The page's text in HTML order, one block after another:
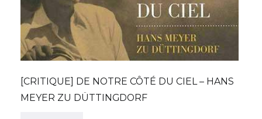
[CRITIQUE] DE NOTRE CÔTÉ DU CIEL – HANS
MEYER ZU DÜTTINGDORF